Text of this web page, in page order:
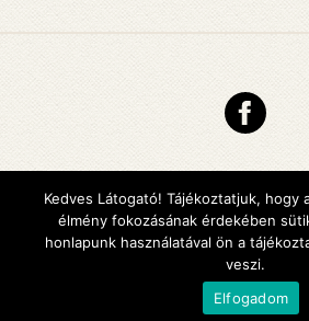
Copyright © 2026 DMJV Család- és
Impresszum
Arculattervezés,
Kedves Látogató! Tájékoztatjuk, hogy
élmény fokozásának érdekében
honlapunk használatával ön a
veszi.
Elfogadom